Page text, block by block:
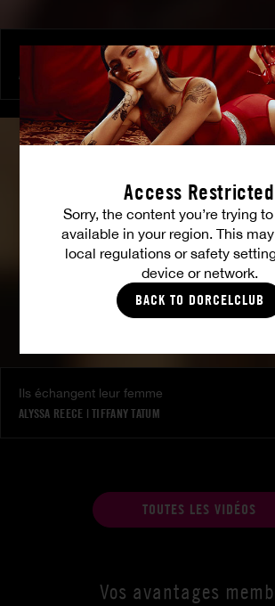
Access Restricted
Sorry, the content you’re trying
available in your region. This
local regulations or safety
device or network.
BACK TO DORCELCLUB
Le plan sexe de ma femme
AVI LOVE
Ils échangent leur femme
ALYSSA REECE |TIFFANY TATUM
TOUTES LES VIDÉOS
Vos avantages